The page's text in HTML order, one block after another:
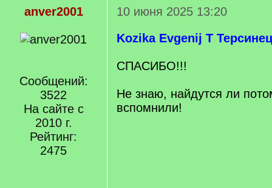
anver2001
Сообщений:
3522
На сайте с
2010 г.
Рейтинг:
2475
10 июня 2025 13:20
Kozika Evgenij T Терсинец
СПАСИБО!!!
Не знаю, найдутся ли
вспомнили!